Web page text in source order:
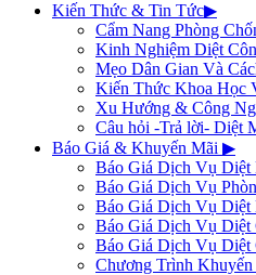
Kiến Thức & Tin Tức▶
Cẩm Nang Phòng
Kinh Nghiệm Diệt
Mẹo Dân Gian Và
Kiến Thức Khoa Học
Xu Hướng & Công
Câu hỏi -Trả lời- Diệt
Báo Giá & Khuyến Mãi ▶
Báo Giá Dịch Vụ Diệt
Báo Giá Dịch Vụ
Báo Giá Dịch Vụ Diệt
Báo Giá Dịch Vụ Diệt
Báo Giá Dịch Vụ Diệt
Chương Trình Khuyến